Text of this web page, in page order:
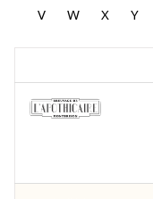
V W X Y